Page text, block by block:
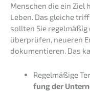
Menschen die ein Ziel
Leben. Das gleiche
sollten Sie
überprü­fen, neueren
dokumen­tie­ren. Das
Regel­mä­ßi­ge
fung der